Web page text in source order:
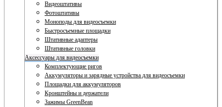
Видеоштативы
Фотоштативы
Моноподы для видеосъемки
Быстросъемные площадки
Штативные адаптеры
Штативные головки
Аксессуары для видеосъемки
Комплектующие ригов
Аккумуляторы и зарядные устройства для видеосъемки
Площадки для аккумуляторов
Кронштейны и держатели
Зажимы GreenBean